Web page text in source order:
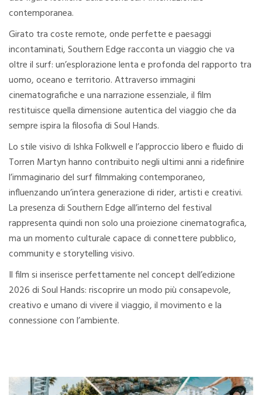
contemporanea.
Girato tra coste remote, onde perfette e paesaggi
incontaminati, Southern Edge racconta un viaggio che va
oltre il surf: un’esplorazione lenta e profonda del rapporto tra
uomo, oceano e territorio. Attraverso immagini
cinematografiche e una narrazione essenziale, il film
restituisce quella dimensione autentica del viaggio che da
sempre ispira la filosofia di Soul Hands.
Lo stile visivo di Ishka Folkwell e l’approccio libero e fluido di
Torren Martyn hanno contribuito negli ultimi anni a ridefinire
l’immaginario del surf filmmaking contemporaneo,
influenzando un’intera generazione di rider, artisti e creativi.
La presenza di Southern Edge all’interno del festival
rappresenta quindi non solo una proiezione cinematografica,
ma un momento culturale capace di connettere pubblico,
community e storytelling visivo.
Il film si inserisce perfettamente nel concept dell’edizione
2026 di Soul Hands: riscoprire un modo più consapevole,
creativo e umano di vivere il viaggio, il movimento e la
connessione con l’ambiente.